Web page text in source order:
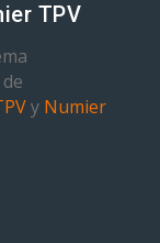
TPV
y Numier